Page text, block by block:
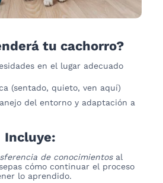
tu cachorro?
en el lugar adecuado
(sentado, quieto, ven aquí)
del entorno y adaptación a
Incluye:
de conocimientosal
cómo continuar el proceso
lo aprendido.